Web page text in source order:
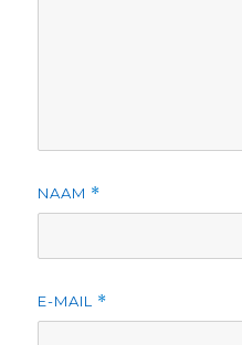
NAAM *
E-MAIL *